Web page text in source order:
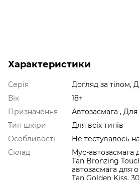
Характеристики
Серія
Догляд за тілом,
Вік
18+
Призначення
Автозасмага ,
Тип шкіри
Для всіх типів
Особливості
Не тестувалось
Склад
Мус-автозасмага
Tan Bronzing
автозасмага для
Tan Golden Kiss,